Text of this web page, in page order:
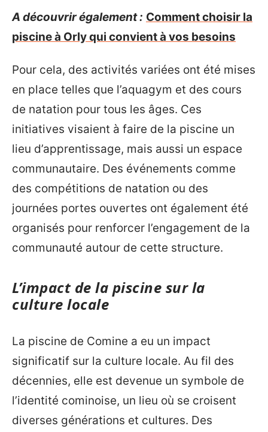
A découvrir également : Comment choisir la
piscine à Orly qui convient à vos besoins
Pour cela, des activités variées ont été mises
en place telles que l’aquagym et des cours
de natation pour tous les âges. Ces
initiatives visaient à faire de la piscine un
lieu d’apprentissage, mais aussi un espace
communautaire. Des événements comme
des compétitions de natation ou des
journées portes ouvertes ont également été
organisés pour renforcer l’engagement de la
communauté autour de cette structure.
L’impact de la piscine sur la
culture locale
La piscine de Comine a eu un impact
significatif sur la culture locale. Au fil des
décennies, elle est devenue un symbole de
l’identité cominoise, un lieu où se croisent
diverses générations et cultures. Des